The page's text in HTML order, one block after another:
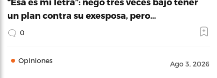
un plan contra su exesposa, pero…
0
Opiniones Ago 3, 2026